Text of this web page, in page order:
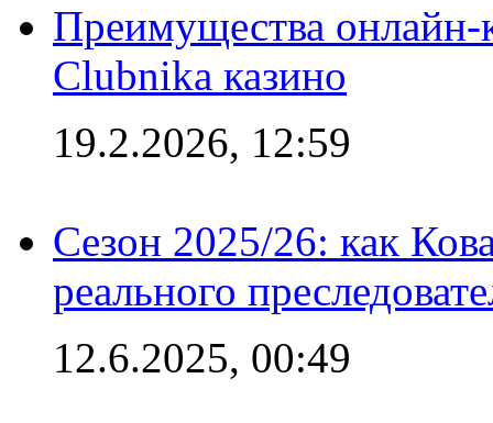
Преимущества онлайн-
Clubnika казино
19.2.2026, 12:59
Сезон 2025/26: как
реального
12.6.2025, 00:49